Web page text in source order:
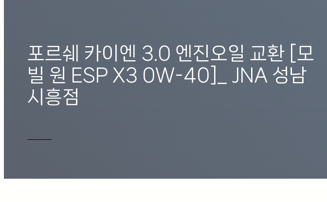
포르쉐 카이엔 3.0 엔진오일 교환 [모
빌 원 ESP X3 0W-40]_ JNA 성남
시흥점